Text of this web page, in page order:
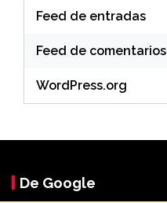
Feed de entradas
Feed de comentarios
WordPress.org
De Google